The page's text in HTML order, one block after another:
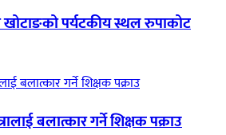
खोटाङको पर्यटकीय स्थल रुपाकोट
बलात्कार गर्ने शिक्षक पक्राउ